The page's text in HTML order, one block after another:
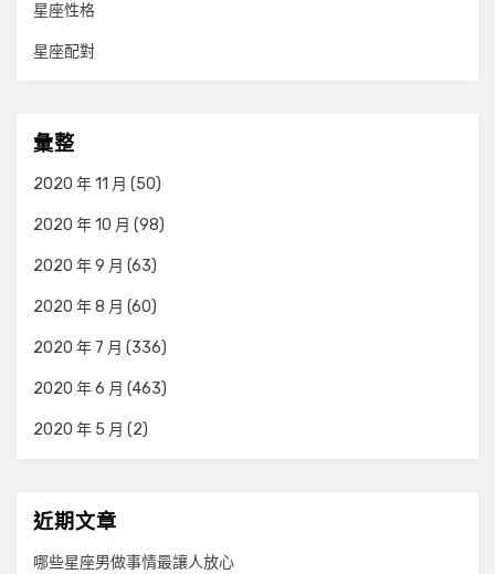
星座性格
星座配對
彙整
2020 年 11 月 (50)
2020 年 10 月 (98)
2020 年 9 月 (63)
2020 年 8 月 (60)
2020 年 7 月 (336)
2020 年 6 月 (463)
2020 年 5 月 (2)
近期文章
哪些星座男做事情最讓人放心